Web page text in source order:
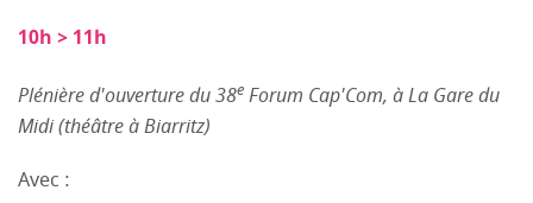
10h > 11h
Plénière d'ouverture du 38e Forum Cap'Com, à La Gare du
Midi (théâtre à Biarritz)
Avec :